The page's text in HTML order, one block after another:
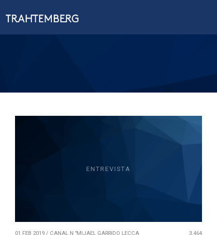
ENTREVISTA
01 FEB 2019/ CANAL N "MIJAEL GARRIDO LECCA 3.464